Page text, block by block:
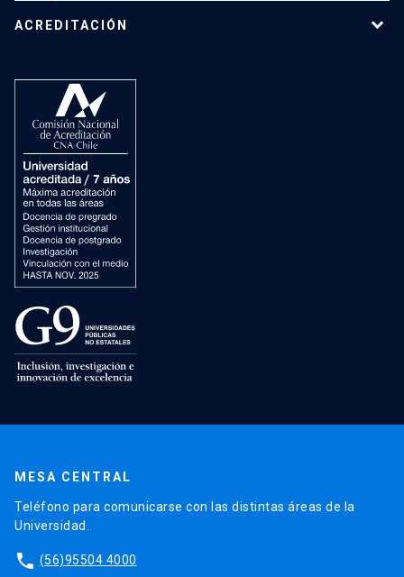
ACREDITACIÓN
MESA CENTRAL
Teléfono para comunicarse con las distintas áreas de la
Universidad.
phone (56)95504 4000